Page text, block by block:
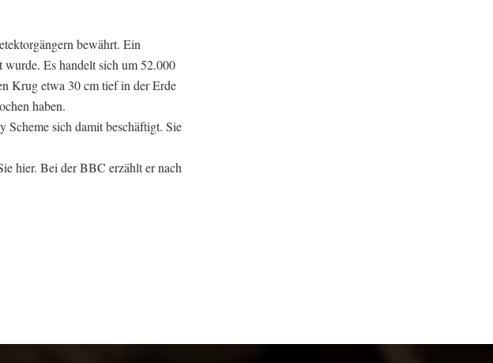
bewährt. Ein
Es handelt sich um 52.000
Krug etwa 30 cm tief in der Erde
haben.
sich damit beschäftigt. Sie
hier. Bei der BBC erzählt er nach